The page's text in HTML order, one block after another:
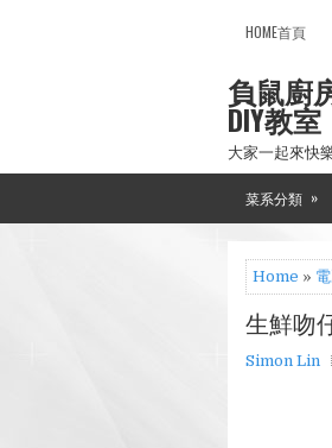
HOME首頁
負鼠廚
DIY教室
大家一起來快
菜系分類 »
Home »
生鮮吻
Simon Lin